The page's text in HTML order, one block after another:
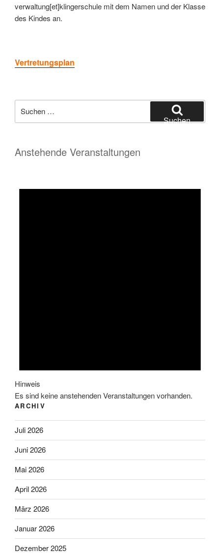
verwaltung[et]klingerschule mit dem Namen und der Klasse
des Kindes an.
Vertretungsplan
nach:
Suchen
Anstehende Veranstaltungen
Hinweis
Es sind keine anstehenden Veranstaltungen vorhanden.
ARCHIV
Juli 2026
Juni 2026
Mai 2026
April 2026
März 2026
Januar 2026
Dezember 2025